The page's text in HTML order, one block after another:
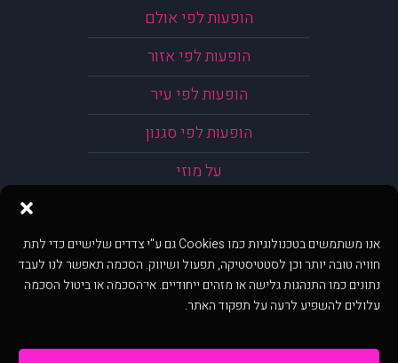
אנו משתמשים בטכנולוגיות כמו Cookies גם ע"י צדדים שלישיים כדי לתת
חוויה טובה יותר וכן לסטטיסטיקה, תפעול ושיווק. הסכמה תאפשר לנו לעבד
נתונים כמו התנהגות גלישה או מזהים ייחודיים. אי־הסכמה או ביטול הסכמה
עלולים להשפיע לרעה על תפקוד האתר.
הופעות לפי אולם
הופעות לפי אזור
הופעות לפי עיר
הופעות לפי סגנון
על מוזי